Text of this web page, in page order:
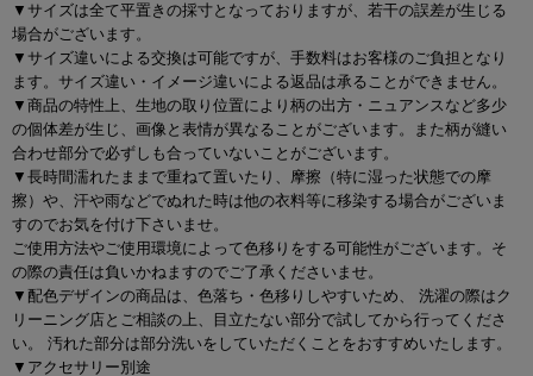
▼サイズは全て平置きの採寸となっておりますが、若干の誤差が生じる
場合がございます。
▼サイズ違いによる交換は可能ですが、手数料はお客様のご負担となり
ます。サイズ違い・イメージ違いによる返品は承ることができません。
▼商品の特性上、生地の取り位置により柄の出方・ニュアンスなど多少
の個体差が生じ、画像と表情が異なることがございます。また柄が縫い
合わせ部分で必ずしも合っていないことがございます。
▼長時間濡れたままで重ねて置いたり、摩擦（特に湿った状態での摩
擦）や、汗や雨などでぬれた時は他の衣料等に移染する場合がございま
すのでお気を付け下さいませ。
ご使用方法やご使用環境によって色移りをする可能性がございます。そ
の際の責任は負いかねますのでご了承くださいませ。
▼配色デザインの商品は、色落ち・色移りしやすいため、 洗濯の際はク
リーニング店とご相談の上、目立たない部分で試してから行ってくださ
い。 汚れた部分は部分洗いをしていただくことをおすすめいたします。
▼アクセサリー別途